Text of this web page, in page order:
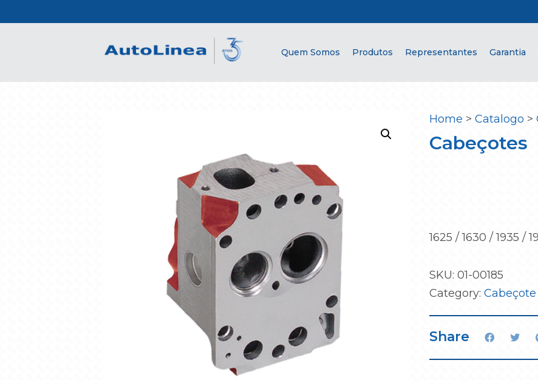
Quem Somos Produtos Representantes Garantia
Home > Catalogo >
Cabeçotes
1625 / 1630 / 1935 /
SKU: 01-00185
Category: Cabeçote
Share